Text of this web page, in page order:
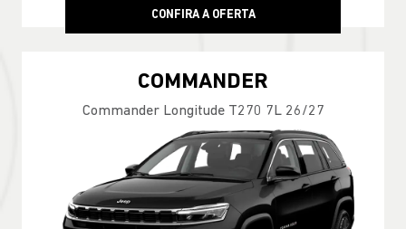
CONFIRA A OFERTA
COMMANDER
Commander Longitude T270 7L 26/27